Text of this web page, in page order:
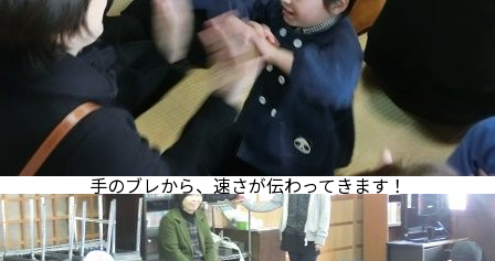
手のブレから、速さが伝わってきます！